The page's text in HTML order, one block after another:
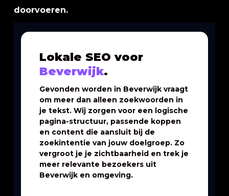
doorvoeren.
Lokale SEO voor
Beverwijk.
Gevonden worden in Beverwijk vraagt
om meer dan alleen zoekwoorden in
je tekst. Wij zorgen voor een logische
pagina-structuur, passende koppen
en content die aansluit bij de
zoekintentie van jouw doelgroep. Zo
vergroot je je zichtbaarheid en trek je
meer relevante bezoekers uit
Beverwijk en omgeving.